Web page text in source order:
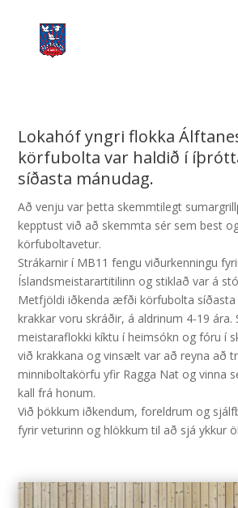
Lokahóf yngri flokka
körfubolta var haldið í
síðasta mánudag.
Að venju var þetta skemmtilegt
kepptust við að skemmta sér sem best
körfuboltavetur.
Strákarnir í MB11 fengu viðurkenningu
Íslandsmeistarartitilinn og stiklað var á
Metfjöldi iðkenda æfði körfubolta síðasta
krakkar voru skráðir, á aldrinum 4-19 ára.
meistaraflokki kíktu í heimsókn og fóru í
við krakkana og vinsælt var að reyna að
minniboltakörfu yfir Ragga Nat og vinna
kall frá honum.
Við þökkum iðkendum, foreldrum og
fyrir veturinn og hlökkum til að sjá ykkur